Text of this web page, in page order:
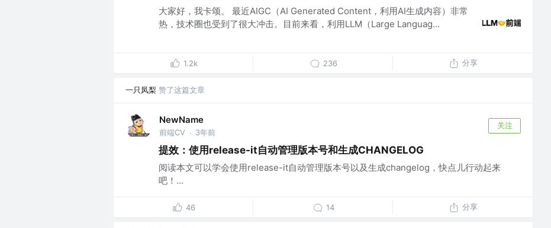
大家好，我卡颂。 最近AIGC（AI Generated Content，利用AI生成内容）非常
热，技术圈也受到了很大冲击。目前来看，利用LLM（Large Languag...
1.2k 236 分享
一只凤梨 赞了这篇文章
NewName
前端CV · 3年前
关注
提效：使用release-it自动管理版本号和生成CHANGELOG
阅读本文可以学会使用release-it自动管理版本号以及生成changelog，快点儿行动起来
吧！...
46 14 分享